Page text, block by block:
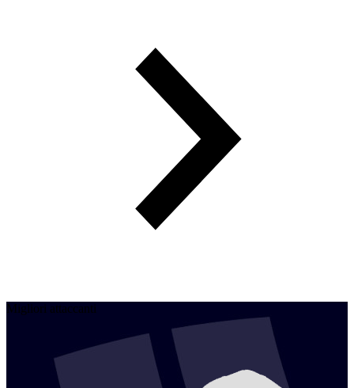
Migliori attaccanti